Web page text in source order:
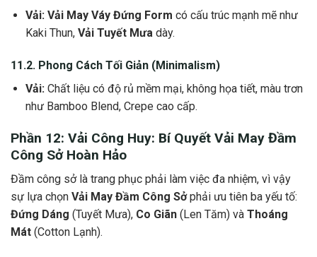
Vải: Vải May Váy Đứng Form có cấu trúc mạnh mẽ như
Kaki Thun, Vải Tuyết Mưadày.
11.2. Phong Cách Tối Giản (Minimalism)
Vải:Chất liệu có độ rủ mềm mại, không họa tiết, màu trơn
như Bamboo Blend, Crepe cao cấp.
Phần 12: Vải Công Huy: Bí Quyết Vải May Đầm
Công SởHoàn Hảo
Đầm công sở là trang phục phải làm việc đa nhiệm, vì vậy
sự lựa chọn Vải May Đầm Công Sởphải ưu tiên ba yếu tố:
Đứng Dáng (Tuyết Mưa), Co Giãn (Len Tăm) và Thoáng
Mát (Cotton Lạnh).